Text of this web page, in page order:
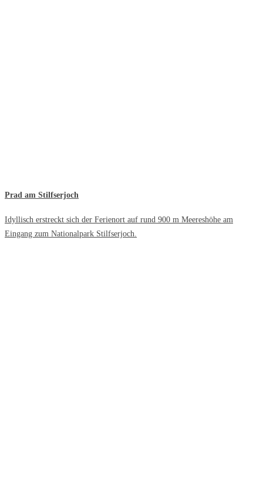
Prad am Stilfserjoch
Idyllisch erstreckt sich der Ferienort auf rund 900 m Meereshöhe am
Eingang zum Nationalpark Stilfserjoch.